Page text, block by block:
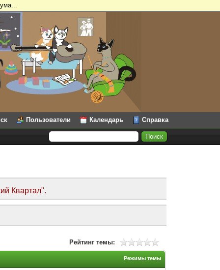
Пользователи Календарь Справка
Квартал".
Рейтинг темы:
Режимы темы